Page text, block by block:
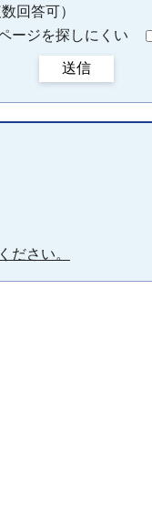
回答可）
ージを探しにくい
送信
ださい。